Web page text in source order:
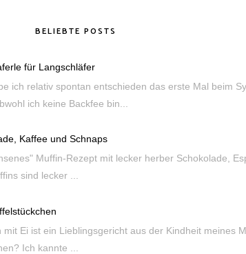
BELIEBTE POSTS
für Langschläfer
ich relativ spontan entschieden das erste Mal beim
ich keine Backfee bin...
Kaffee und Schnaps
Muffin-Rezept mit lecker herber Schokolade,
sind lecker ...
mit Ei ist ein Lieblingsgericht aus der Kindheit meines
Ich kannte ...